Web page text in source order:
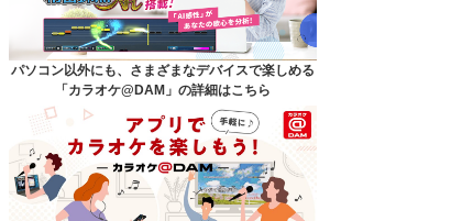
ユーザー検索
キャンペーン
よくあるご質問
パソコン以外にも、さまざまなデバイスで楽しめる
「カラオケ@DAM」の詳細はこちら